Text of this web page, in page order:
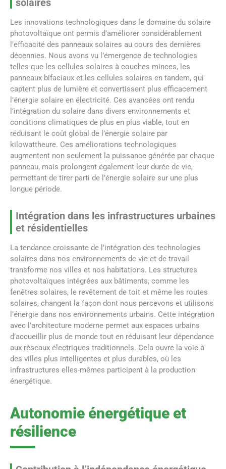
Les innovations technologiques dans le domaine du solaire
photovoltaïque ont permis d’améliorer considérablement
l’efficacité des panneaux solaires au cours des dernières
décennies. Nous avons vu l’émergence de technologies
telles que les cellules solaires à couches minces, les
panneaux bifaciaux et les cellules solaires en tandem, qui
captent plus de lumière et convertissent plus efficacement
l’énergie solaire en électricité. Ces avancées ont rendu
l’intégration du solaire dans divers environnements et
conditions climatiques de plus en plus viable, tout en
réduisant le coût global de l’énergie solaire par
kilowattheure. Ces améliorations technologiques
augmentent non seulement la puissance générée par chaque
panneau, mais prolongent également leur durée de vie,
permettant de tirer parti de l’énergie solaire sur une plus
longue période.
Intégration dans les infrastructures urbaines
et résidentielles
La tendance croissante de l’intégration des technologies
solaires dans nos environnements de vie et de travail
transforme nos villes et nos habitations. Les structures
photovoltaïques intégrées aux bâtiments, comme les
fenêtres solaires, le revêtement de toit et même les routes
solaires, changent la façon dont nous percevons et utilisons
l’énergie dans nos environnements urbains. Cette intégration
avec l’architecture moderne permet aux espaces urbains
d’accueillir plus de monde tout en réduisant leur dépendance
aux réseaux électriques traditionnels. Cela ouvre la voie à
des villes plus intelligentes et plus durables, où les
infrastructures elles-mêmes participent à la production
énergétique.
Autonomie énergétique et
résilience